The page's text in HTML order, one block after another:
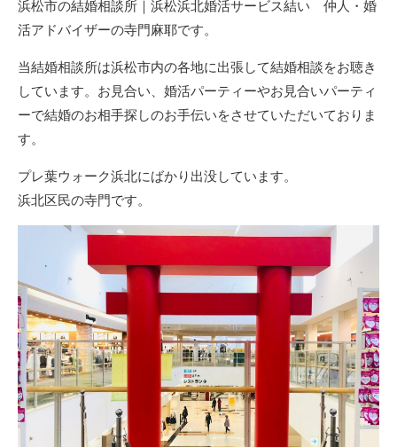
浜松市の結婚相談所｜浜松浜北婚活サービス結い 仲人・婚
活アドバイザーの寺門麻耶です。
当結婚相談所は浜松市内の各地に出張して結婚相談をお聴き
しています。お見合い、婚活パーティーやお見合いパーティ
ーで結婚のお相手探しのお手伝いをさせていただいておりま
す。
プレ葉ウォーク浜北にばかり出没しています。
浜北区民の寺門です。